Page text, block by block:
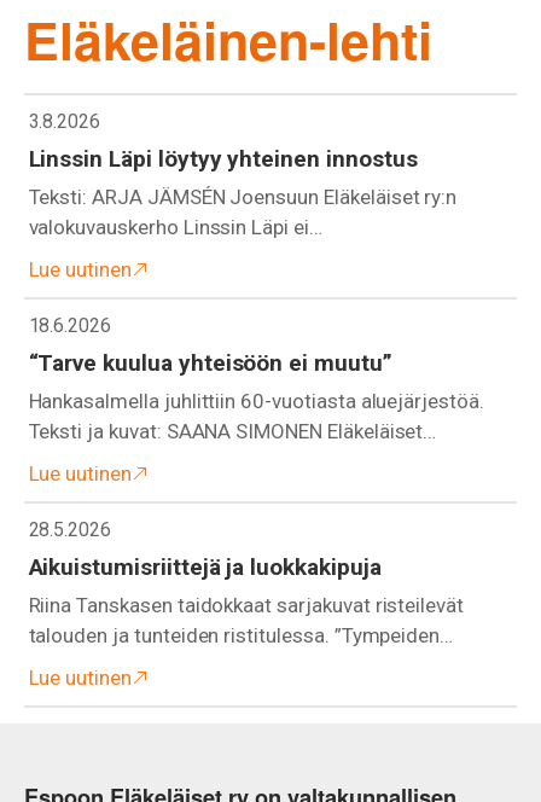
Eläkeläinen-lehti
3.8.2026
Linssin Läpi löytyy yhteinen innostus
Teksti: ARJA JÄMSÉN Joensuun Eläkeläiset ry:n
valokuvauskerho Linssin Läpi ei…
Lue uutinen
18.6.2026
“Tarve kuulua yhteisöön ei muutu”
Hankasalmella juhlittiin 60-vuotiasta aluejärjestöä.
Teksti ja kuvat: SAANA SIMONEN Eläkeläiset…
Lue uutinen
28.5.2026
Aikuistumisriittejä ja luokkakipuja
Riina Tanskasen taidokkaat sarjakuvat risteilevät
talouden ja tunteiden ristitulessa. ”Tympeiden…
Lue uutinen